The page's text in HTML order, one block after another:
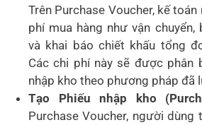
Trên Purchase Voucher, kế
phí mua hàng như vận
và khai báo chiết khấu tổng
Các chi phí này sẽ được phân
nhập kho theo phương pháp đã
Tạo Phiếu nhập kho
Purchase Voucher, người dùng